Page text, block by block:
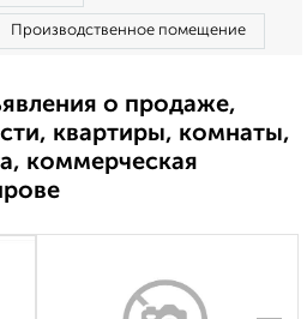
Производственное помещение
о продаже,
квартиры, комнаты,
коммерческая